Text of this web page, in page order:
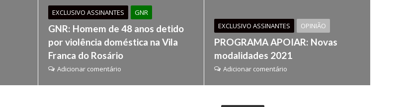
EXCLUSIVO ASSINANTES GNR
GNR: Homem de 48 anos detido
por violência doméstica na Vila
Franca do Rosário
Adicionar comentário
EXCLUSIVO ASSINANTES OPINIÃO
PROGRAMA APOIAR: Novas
modalidades 2021
Adicionar comentário